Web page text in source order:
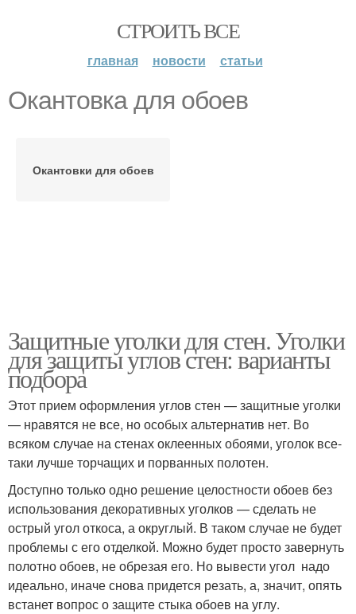
СТРОИТЬ ВСЕ
главная новости статьи
Окантовка для обоев
Окантовки для обоев
Защитные уголки для стен. Уголки
для защиты углов стен: варианты
подбора
Этот прием оформления углов стен — защитные уголки
— нравятся не все, но особых альтернатив нет. Во
всяком случае на стенах оклеенных обоями, уголок все-
таки лучше торчащих и порванных полотен.
Доступно только одно решение целостности обоев без
использования декоративных уголков — сделать не
острый угол откоса, а округлый. В таком случае не будет
проблемы с его отделкой. Можно будет просто завернуть
полотно обоев, не обрезая его. Но вывести угол надо
идеально, иначе снова придется резать, а, значит, опять
встанет вопрос о защите стыка обоев на углу.